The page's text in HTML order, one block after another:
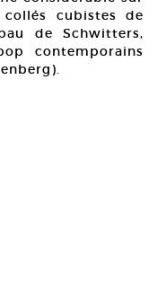
cubistes de
de Schwitters,
contemporains